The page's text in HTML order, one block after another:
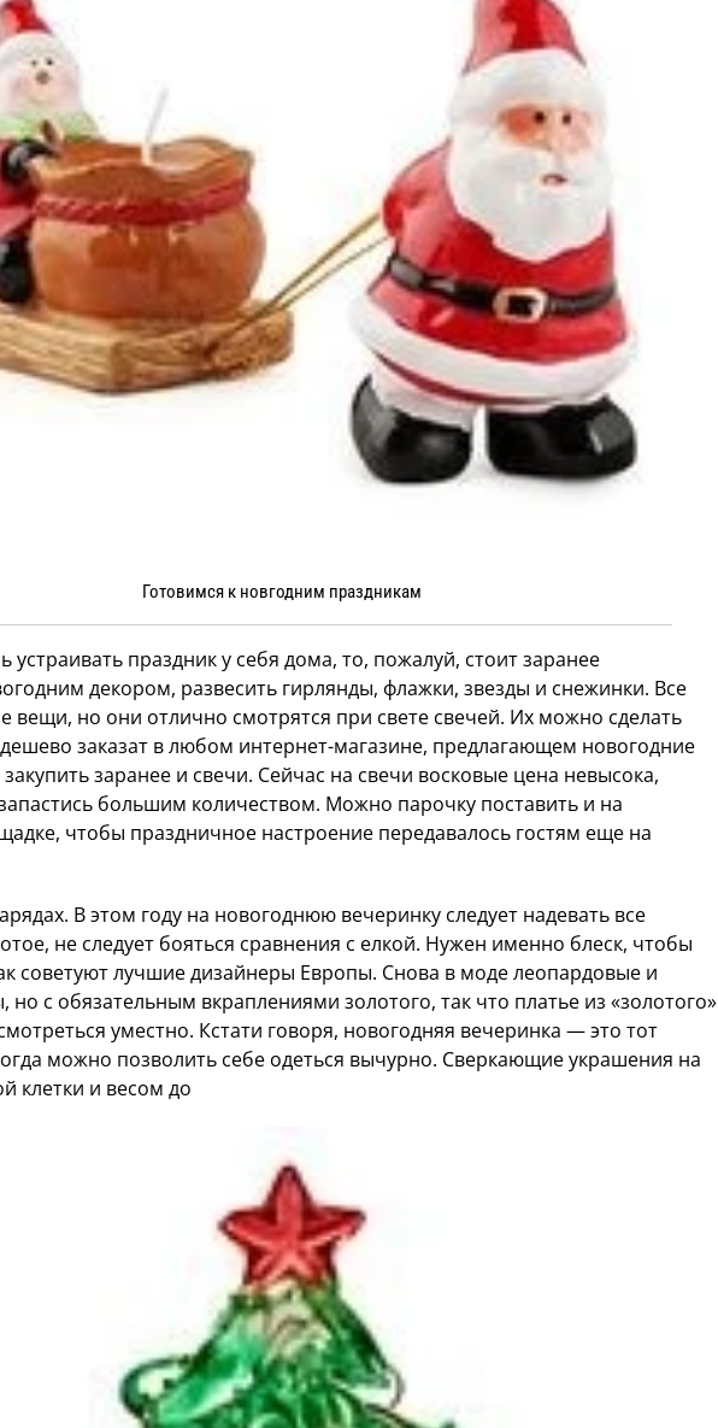
Готовимся к новгодним праздникам
устраивать праздник у себя дома, то, пожалуй, стоит заранее
декором, развесить гирлянды, флажки, звезды и снежинки. Все
вещи, но они отлично смотрятся при свете свечей. Их можно сделать
заказат в любом интернет-магазине, предлагающем новогодние
заранее и свечи. Сейчас на свечи восковые цена невысока,
большим количеством. Можно парочку поставить и на
чтобы праздничное настроение передавалось гостям еще на
В этом году на новогоднюю вечеринку следует надевать все
не следует бояться сравнения с елкой. Нужен именно блеск, чтобы
советуют лучшие дизайнеры Европы. Снова в моде леопардовые и
с обязательным вкраплениями золотого, так что платье из «золотого»
уместно. Кстати говоря, новогодняя вечеринка — это тот
можно позволить себе одеться вычурно. Сверкающие украшения на
клетки и весом до